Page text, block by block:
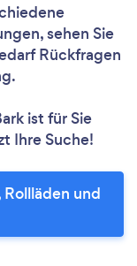
sehen Sie
Rückfragen
ist für Sie
Ihre Suche!
und